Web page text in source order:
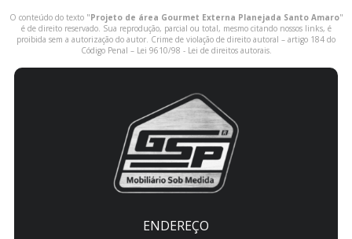
O conteúdo do texto "Projeto de área Gourmet Externa Planejada Santo Amaro"
é de direito reservado. Sua reprodução, parcial ou total, mesmo citando nossos links, é
proibida sem a autorização do autor. Crime de violação de direito autoral – artigo 184 do
Código Penal – Lei 9610/98 - Lei de direitos autorais.
ENDEREÇO